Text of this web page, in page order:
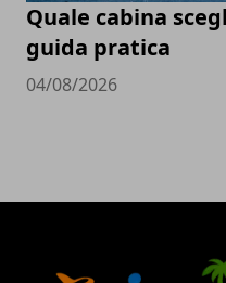
Quale cabina
guida pratica
04/08/2026